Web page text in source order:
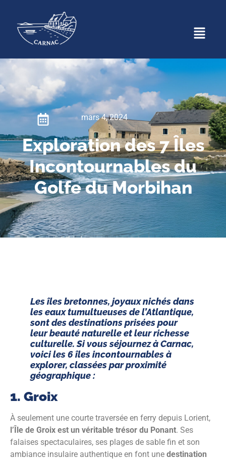
Exploration des 7 Îles
Incontournables du
Golfe du Morbihan
mars 4, 2024
Les îles bretonnes, joyaux nichés dans
les eaux tumultueuses de l’Atlantique,
sont des destinations prisées pour
leur beauté naturelle et leur richesse
culturelle. Si vous séjournez à Carnac,
voici les 6 îles incontournables à
explorer, classées par proximité
géographique :
1. Groix
À seulement une courte traversée en ferry depuis Lorient,
l’Île de Groix est un véritable trésor du Ponant. Ses
falaises spectaculaires, ses plages de sable fin et son
ambiance insulaire authentique en font une destination